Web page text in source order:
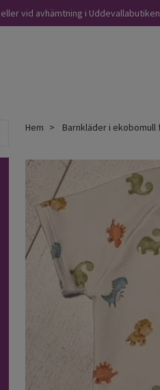
vid avhämtning i
Hem Barnkläder i ekobomull